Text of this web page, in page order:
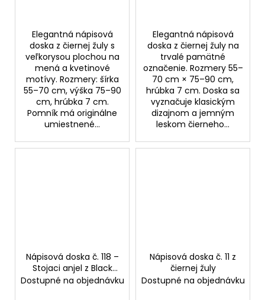
Elegantná nápisová
doska z čiernej žuly s
veľkorysou plochou na
mená a kvetinové
motívy. Rozmery: šírka
55–70 cm, výška 75–90
cm, hrúbka 7 cm.
Pomník má originálne
umiestnené...
Elegantná nápisová
doska z čiernej žuly na
trvalé pamätné
označenie. Rozmery 55–
70 cm × 75–90 cm,
hrúbka 7 cm. Doska sa
vyznačuje klasickým
dizajnom a jemným
leskom čierneho...
Nápisová doska č. 118 –
Stojaci anjel z Black
granitu
Dostupné na objednávku
Nápisová doska č. 11 z
čiernej žuly
Dostupné na objednávku